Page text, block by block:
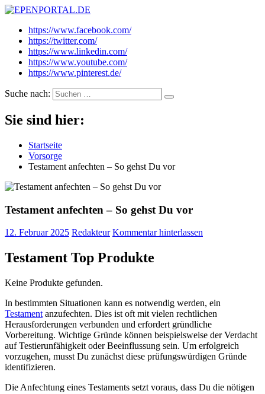
EPENPORTAL.DE
Epische News aus Politik, Finanzen & Gesellschaft
https://www.facebook.com/
https://twitter.com/
https://www.linkedin.com/
https://www.youtube.com/
https://www.pinterest.de/
Suche nach:
Sie sind hier:
Startseite
Vorsorge
Testament anfechten – So gehst Du vor
Testament anfechten – So gehst Du vor
12. Februar 2025 Redakteur Kommentar hinterlassen
Testament Top Produkte
Keine Produkte gefunden.
In bestimmten Situationen kann es notwendig werden, ein
Testament anzufechten. Dies ist oft mit vielen rechtlichen
Herausforderungen verbunden und erfordert gründliche
Vorbereitung. Wichtige Gründe können beispielsweise der Verdacht
auf Testierunfähigkeit oder Beeinflussung sein. Um erfolgreich
vorzugehen, musst Du zunächst diese prüfungswürdigen Gründe
identifizieren.
Die Anfechtung eines Testaments setzt voraus, dass Du die nötigen